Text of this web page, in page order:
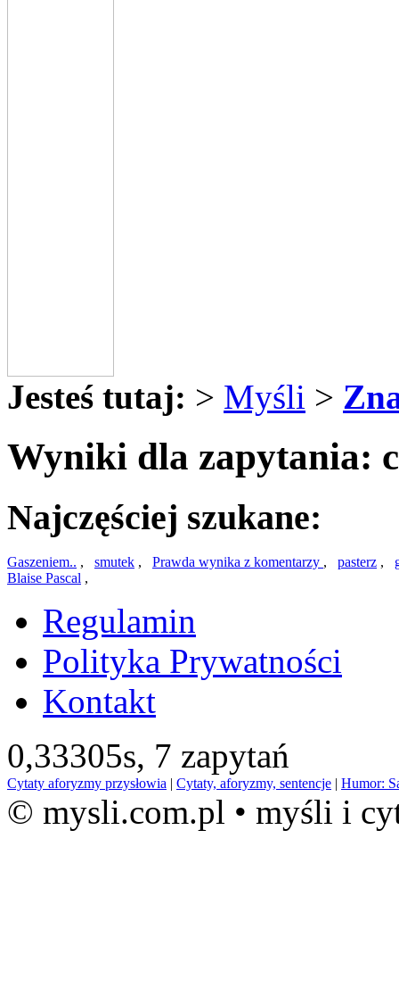
Jesteś tutaj: > Myśli >
Wyniki dla zapytania:
Najczęściej szukane:
Gaszeniem.. , smutek , Prawda wynika z komentarzy , pasterz ,
Blaise Pascal ,
Regulamin
Polityka Prywatności
Kontakt
0,33305s, 7 zapytań
Cytaty aforyzmy przysłowia | Cytaty, aforyzmy, sentencje | Humor:
© mysli.com.pl • myśli i